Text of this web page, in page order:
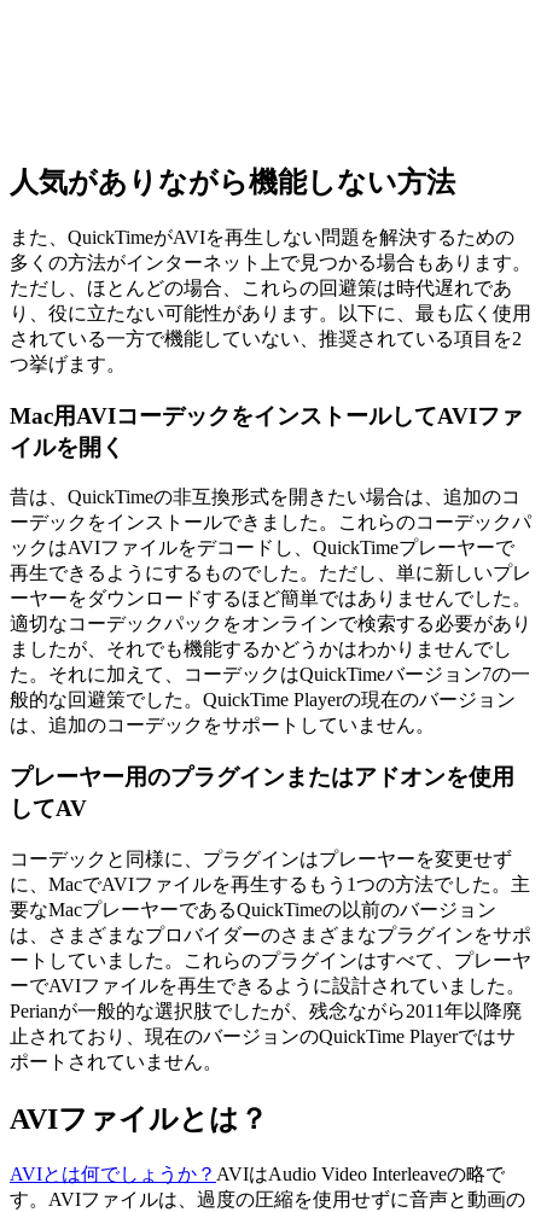
人気がありながら機能しない方法
また、QuickTimeがAVIを再生しない問題を解決するための
多くの方法がインターネット上で見つかる場合もあります。
ただし、ほとんどの場合、これらの回避策は時代遅れであ
り、役に立たない可能性があります。以下に、最も広く使用
されている一方で機能していない、推奨されている項目を2
つ挙げます。
Mac用AVIコーデックをインストールしてAVIファ
イルを開く
昔は、QuickTimeの非互換形式を開きたい場合は、追加のコ
ーデックをインストールできました。これらのコーデックパ
ックはAVIファイルをデコードし、QuickTimeプレーヤーで
再生できるようにするものでした。ただし、単に新しいプレ
ーヤーをダウンロードするほど簡単ではありませんでした。
適切なコーデックパックをオンラインで検索する必要があり
ましたが、それでも機能するかどうかはわかりませんでし
た。それに加えて、コーデックはQuickTimeバージョン7の一
般的な回避策でした。QuickTime Playerの現在のバージョン
は、追加のコーデックをサポートしていません。
プレーヤー用のプラグインまたはアドオンを使用
してAV
コーデックと同様に、プラグインはプレーヤーを変更せず
に、MacでAVIファイルを再生するもう1つの方法でした。主
要なMacプレーヤーであるQuickTimeの以前のバージョン
は、さまざまなプロバイダーのさまざまなプラグインをサポ
ートしていました。これらのプラグインはすべて、プレーヤ
ーでAVIファイルを再生できるように設計されていました。
Perianが一般的な選択肢でしたが、残念ながら2011年以降廃
止されており、現在のバージョンのQuickTime Playerではサ
ポートされていません。
AVIファイルとは？
AVIとは何でしょうか？ AVIはAudio Video Interleaveの略で
す。AVIファイルは、過度の圧縮を使用せずに音声と動画の